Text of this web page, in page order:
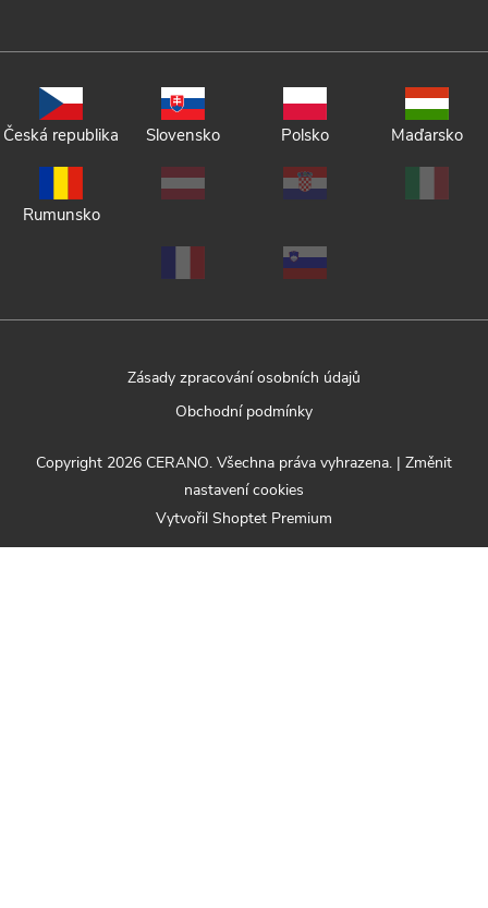
Česká republika Slovensko Polsko Maďarsko
Rumunsko
Zásady zpracování osobních údajů
Obchodní podmínky
Vytvořil Shoptet Premium
Copyright 2026 CERANO. Všechna práva vyhrazena. | Změnit
nastavení cookies